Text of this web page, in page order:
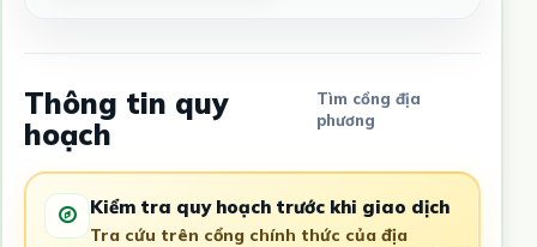
Thông tin quy
hoạch
Tìm cổng địa
phương
Kiểm tra quy hoạch trước khi giao dịch
Tra cứu trên cổng chính thức của địa